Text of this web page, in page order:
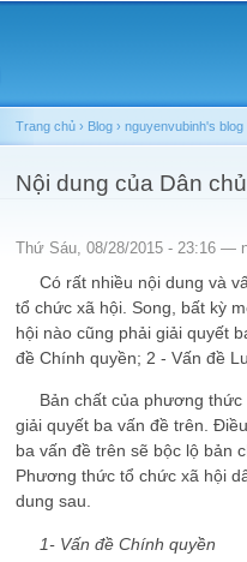
You are here
Trang chủ › Blog › nguyenvubinh's blog
Nội dung của Dân chủ
Thứ Sáu, 08/28/2015 - 23:16 —
Có rất nhiều nội dung và
tổ chức xã hội. Song, bất kỳ
hội nào cũng phải giải quyết
đề Chính quyền; 2 - Vấn đề
Bản chất của phương thức
giải quyết ba vấn đề trên.
ba vấn đề trên sẽ bộc lộ bản
Phương thức tổ chức xã hội
dung sau.
1- Vấn đề Chính quyền